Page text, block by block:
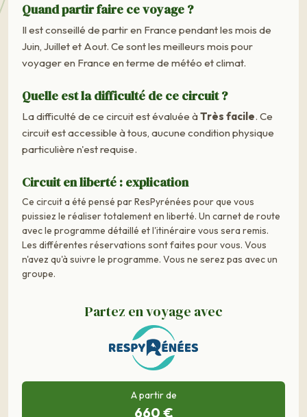
Quand partir faire ce voyage ?
Il est conseillé de partir en France pendant les mois de
Juin, Juillet et Aout. Ce sont les meilleurs mois pour
voyager en France en terme de météo et climat.
Quelle est la difficulté de ce circuit ?
La difficulté de ce circuit est évaluée àTrès facile. Ce
circuit est accessible à tous, aucune condition physique
particulière n'est requise.
Circuit en liberté : explication
Ce circuit a été pensé par ResPyrénées pour que vous
puissiez le réaliser totalement en liberté. Un carnet de route
avec le programme détaillé et l'itinéraire vous sera remis.
Les différentes réservations sont faites pour vous. Vous
n'avez qu'à suivre le programme. Vous ne serez pas avec un
groupe.
Partez en voyage avec
A partir de
660 €